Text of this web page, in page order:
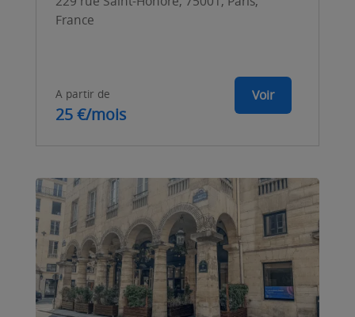
France
A partir de
25 €/mois
Voir